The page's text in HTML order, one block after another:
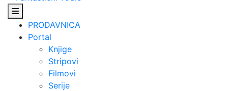
PRODAVNICA
Portal
Knjige
Stripovi
Filmovi
Serije